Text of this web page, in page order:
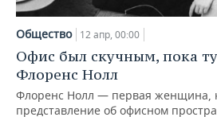
Общество 12 апр, 00:00
Офис был скучным, пока
Флоренс Нолл
Флоренс Нолл — первая женщина,
представление об офисном